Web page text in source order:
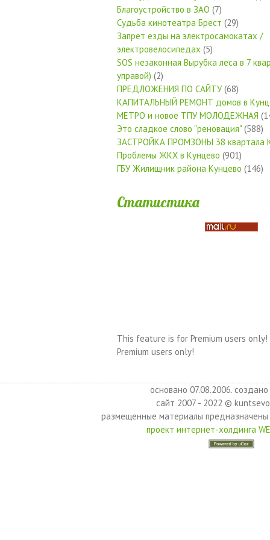
Благоустройство в ЗАО (7)
Судьба кинотеатра Брест (29)
Запрет езды на электросамокатах /
электровелосипедах (5)
SOS незаконная Вырубка леса в 7
управой) (2)
ПРЕДЛОЖЕНИЯ ПО САЙТУ(68)
КАПИТАЛЬНЫЙ РЕМОНТ домов в
МЕТРО и новое ТПУ МОЛОДЕЖНАЯ
Это сладкое слово "реновация" (588)
ЗАСТРОЙКА ПРОМЗОНЫ 38 квартала
Проблемы ЖКХ в Кунцево (901)
ГБУ Жилищник района Кунцево (146)
Статистика
This feature is for Premium users only!
Premium users only!
основано 07.08.2006.
сайт 2007 - 2022 ©
размещенные материалы
проект интернет-холдинга